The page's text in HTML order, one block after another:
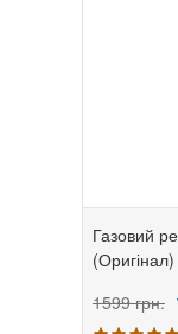
Газовий
(Оригінал)
1599 грн.